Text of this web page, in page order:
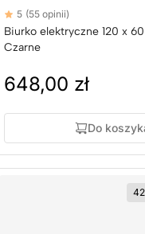
Reviews
5 out of 5 stars
5 (55 opinii)
Biurko elektryczne 120 x
Czarne
648,00 zł
Do